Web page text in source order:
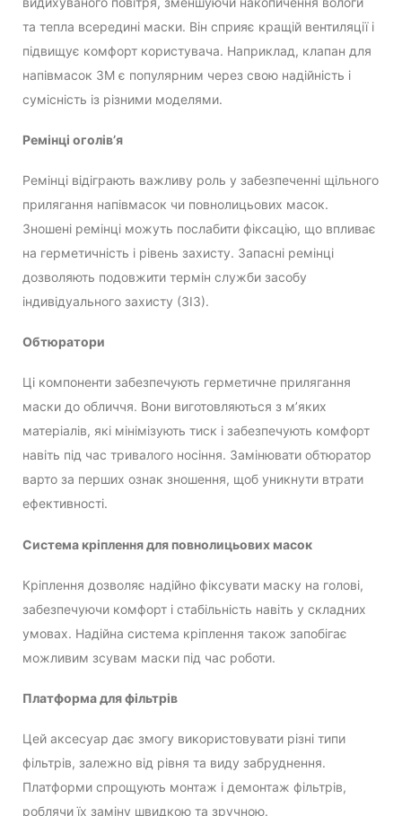
та тепла всередині маски. Він сприяє кращій вентиляції і
підвищує комфорт користувача. Наприклад, клапан для
напівмасок 3M є популярним через свою надійність і
сумісність із різними моделями.
Ремінці оголів’я
Ремінці відіграють важливу роль у забезпеченні щільного
прилягання напівмасок чи повнолицьових масок.
Зношені ремінці можуть послабити фіксацію, що впливає
на герметичність і рівень захисту. Запасні ремінці
дозволяють подовжити термін служби засобу
індивідуального захисту (ЗІЗ).
Обтюратори
Ці компоненти забезпечують герметичне прилягання
маски до обличчя. Вони виготовляються з м’яких
матеріалів, які мінімізують тиск і забезпечують комфорт
навіть під час тривалого носіння. Замінювати обтюратор
варто за перших ознак зношення, щоб уникнути втрати
ефективності.
Система кріплення для повнолицьових масок
Кріплення дозволяє надійно фіксувати маску на голові,
забезпечуючи комфорт і стабільність навіть у складних
умовах. Надійна система кріплення також запобігає
можливим зсувам маски під час роботи.
Платформа для фільтрів
Цей аксесуар дає змогу використовувати різні типи
фільтрів, залежно від рівня та виду забруднення.
Платформи спрощують монтаж і демонтаж фільтрів,
роблячи їх заміну швидкою та зручною.